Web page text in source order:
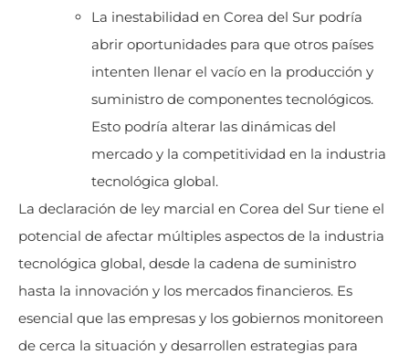
La inestabilidad en Corea del Sur podría
abrir oportunidades para que otros países
intenten llenar el vacío en la producción y
suministro de componentes tecnológicos.
Esto podría alterar las dinámicas del
mercado y la competitividad en la industria
tecnológica global.
La declaración de ley marcial en Corea del Sur tiene el
potencial de afectar múltiples aspectos de la industria
tecnológica global, desde la cadena de suministro
hasta la innovación y los mercados financieros. Es
esencial que las empresas y los gobiernos monitoreen
de cerca la situación y desarrollen estrategias para